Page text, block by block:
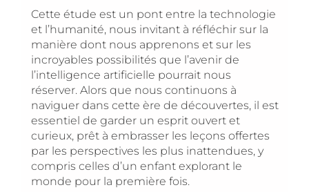
Cette étude est un pont entre la technologie
et l’humanité, nous invitant à réfléchir sur la
manière dont nous apprenons et sur les
incroyables possibilités que l’avenir de
l’intelligence artificielle pourrait nous
réserver. Alors que nous continuons à
naviguer dans cette ère de découvertes, il est
essentiel de garder un esprit ouvert et
curieux, prêt à embrasser les leçons offertes
par les perspectives les plus inattendues, y
compris celles d’un enfant explorant le
monde pour la première fois.